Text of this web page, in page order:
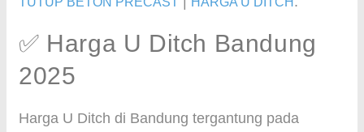
✅ Harga U Ditch Bandung
2025
Harga U Ditch di Bandung tergantung pada